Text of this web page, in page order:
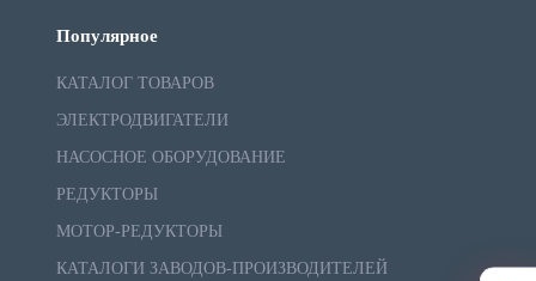
Популярное
КАТАЛОГ ТОВАРОВ
ЭЛЕКТРОДВИГАТЕЛИ
НАСОСНОЕ ОБОРУДОВАНИЕ
РЕДУКТОРЫ
МОТОР-РЕДУКТОРЫ
КАТАЛОГИ ЗАВОДОВ-ПРОИЗВОДИТЕЛЕЙ